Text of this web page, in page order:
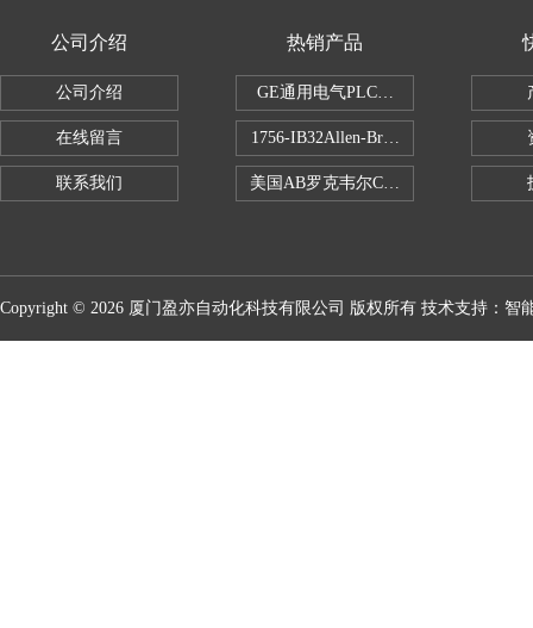
公司介绍
公司介绍
在线留言
联系我们
热销产品
GE通用电气PLC控制器
1756-IB32Allen-Bradley1756IB32数字
美国AB罗克韦尔CPU处理器
Copyright © 2026 厦门盈亦自动化科技有限公司 版权所有 技术支持： 智